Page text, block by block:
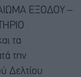
ΕΞΟΔΟΥ –
τα
την
Δελτίου